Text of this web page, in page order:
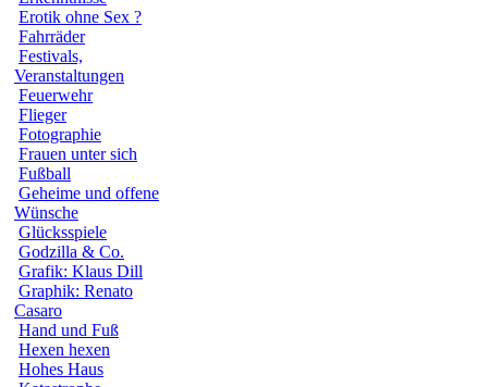
Erotik ohne Sex ?
Fahrräder
Festivals,
Veranstaltungen
Feuerwehr
Flieger
Fotographie
Frauen unter sich
Fußball
Geheime und offene
Wünsche
Glücksspiele
Godzilla & Co.
Grafik: Klaus Dill
Graphik: Renato
Casaro
Hand und Fuß
Hexen hexen
Hohes Haus